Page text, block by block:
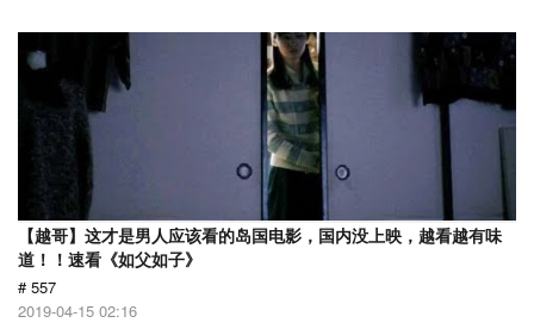
【越哥】这才是男人应该看的岛国电影，国内没上映，越看越有味
道！！速看《如父如子》
# 557
2019-04-15 02:16